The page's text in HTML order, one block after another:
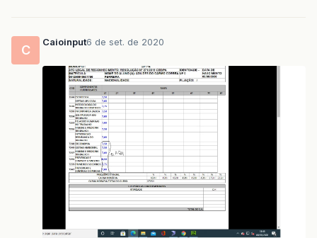
C
Caioinput6 de set. de 2020